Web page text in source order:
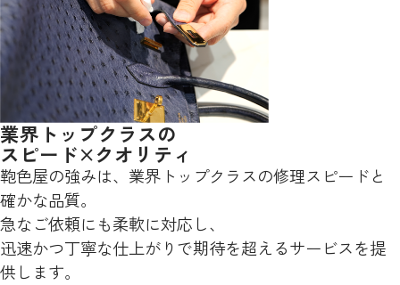
業界トップクラスの
スピード×クオリティ
鞄色屋の強みは、業界トップクラスの修理スピードと
確かな品質。
急なご依頼にも柔軟に対応し、
迅速かつ丁寧な仕上がりで期待を超えるサービスを提
供します。